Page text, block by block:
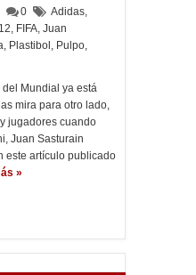
0 Adidas,
, FIFA, Juan
, Plastibol , Pulpo,
Mundial ya está
mira para otro lado,
jugadores cuando
Juan Sasturain
este artículo publicado
»